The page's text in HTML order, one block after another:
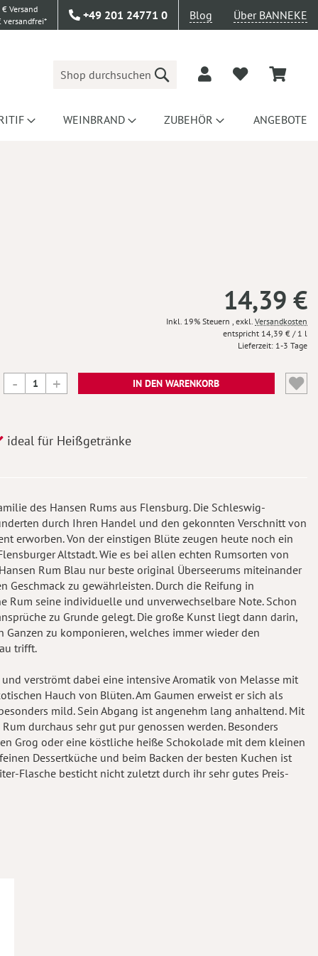
Versand
versandfrei*
+49 201 24771 0 Blog Über BANNEKE
Suche
WEINBRAND ZUBEHÖR ANGEBOTE
14,39 €
Inkl. 19% Steuern , exkl. Versandkosten
14,39 € / 1 l
Lieferzeit 1-3 Tage
IN DEN WARENKORB
ideal für Heißgetränke
des Hansen Rums aus Flensburg. Die Schleswig-
durch Ihren Handel und den gekonnten Verschnitt von
erworben. Von der einstigen Blüte zeugen heute noch ein
Altstadt. Wie es bei allen echten Rumsorten von
Rum Blau nur beste original Überseerums miteinander
zu gewährleisten. Durch die Reifung in
Rum seine individuelle und unverwechselbare Note. Schon
zu Grunde gelegt. Die große Kunst liegt dann darin,
zu komponieren, welches immer wieder den
trifft.
verströmt dabei eine intensive Aromatik von Melasse mit
Hauch von Blüten. Am Gaumen erweist er sich als
mild. Sein Abgang ist angenehm lang anhaltend. Mit
durchaus sehr gut pur genossen werden. Besonders
Grog oder eine köstliche heiße Schokolade mit dem kleinen
Dessertküche und beim Backen der besten Kuchen ist
Flasche besticht nicht zuletzt durch ihr sehr gutes Preis-